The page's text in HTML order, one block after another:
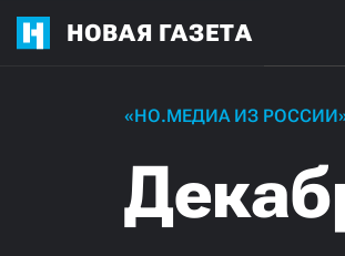
НОВАЯ ГАЗЕТА
«НО.МЕДИА ИЗ